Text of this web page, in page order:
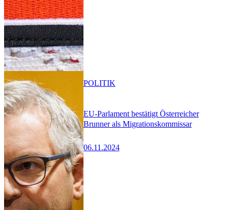
EU-Parlament bestätigt Österreicher
Brunner als Migrationskommissar
06.11.2024
POLITIK